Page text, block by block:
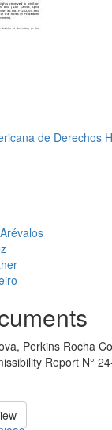
de Derechos
Perkins Rocha
Report N°